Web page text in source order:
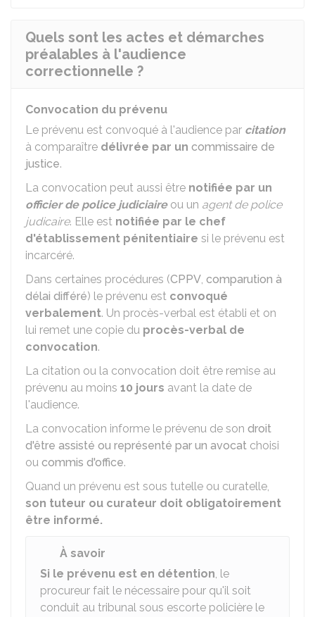
Quels sont les actes et démarches
préalables à l'audience
correctionnelle ?
Convocation du prévenu
Le prévenu est convoqué à l'audience par citation
à comparaître délivrée par un commissaire de
justice.
La convocation peut aussi être notifiée par un
officier de police judiciaireou un agent de police
judicaire. Elle est notifiée par le chef
d'établissement pénitentiaire si le prévenu est
incarcéré.
Dans certaines procédures (CPPV, comparution à
délai différé) le prévenu est convoqué
verbalement. Un procès-verbal est établi et on
lui remet une copie du procès-verbal de
convocation.
La citation ou la convocation doit être remise au
prévenu au moins 10 jours avant la date de
l'audience.
La convocation informe le prévenu de son droit
d'être assisté ou représenté par un avocat choisi
ou commis d'office.
Quand un prévenu est sous tutelle ou curatelle,
son tuteur ou curateur doit obligatoirement
être informé.
À savoir
Si le prévenu est en détention, le
procureur fait le nécessaire pour qu'il soit
conduit au tribunal sous escorte policière le